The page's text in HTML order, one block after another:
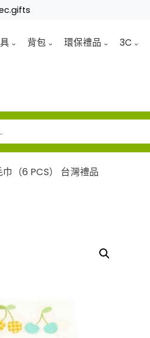
背包 環保禮品 3C
（6 PCS） 台灣禮品